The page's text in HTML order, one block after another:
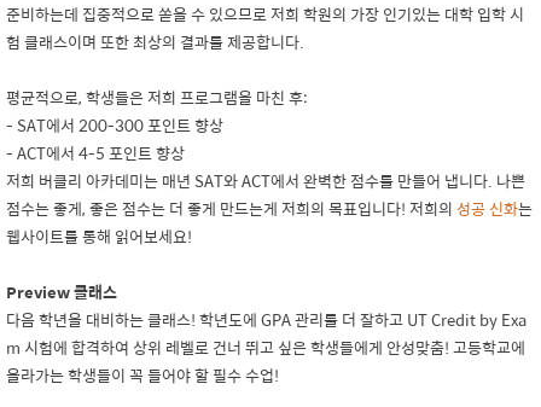
준비하는데 집중적으로 쏟을 수 있으므로 저희 학원의 가장 인기있는 대학 입학 시
험 클래스이며 또한 최상의 결과를 제공합니다.
평균적으로, 학생들은 저희 프로그램을 마친 후:
- SAT에서 200-300 포인트 향상
- ACT에서 4-5 포인트 향상
저희 버클리 아카데미는 매년 SAT와 ACT에서 완벽한 점수를 만들어 냅니다. 나쁜
점수는 좋게, 좋은 점수는 더 좋게 만드는게 저희의 목표입니다! 저희의성공 신화는
웹사이트를 통해 읽어보세요!
Preview 클래스
다음 학년을 대비하는 클래스! 학년도에 GPA 관리를 더 잘하고 UT Credit by Exa
m 시험에 합격하여 상위 레벨로 건너 뛰고 싶은 학생들에게 안성맞춤! 고등학교에
올라가는 학생들이 꼭 들어야 할 필수 수업!